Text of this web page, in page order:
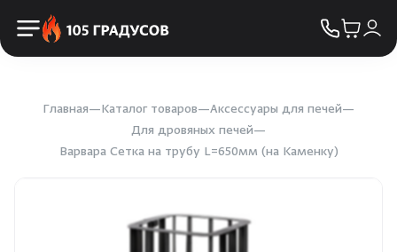
Освещение
Двери
Дымоходы
Главная Каталог товаров
Аксессуары для печей
Для дровяных печей
Варвара Сетка на трубу L=650мм (на Каменку)